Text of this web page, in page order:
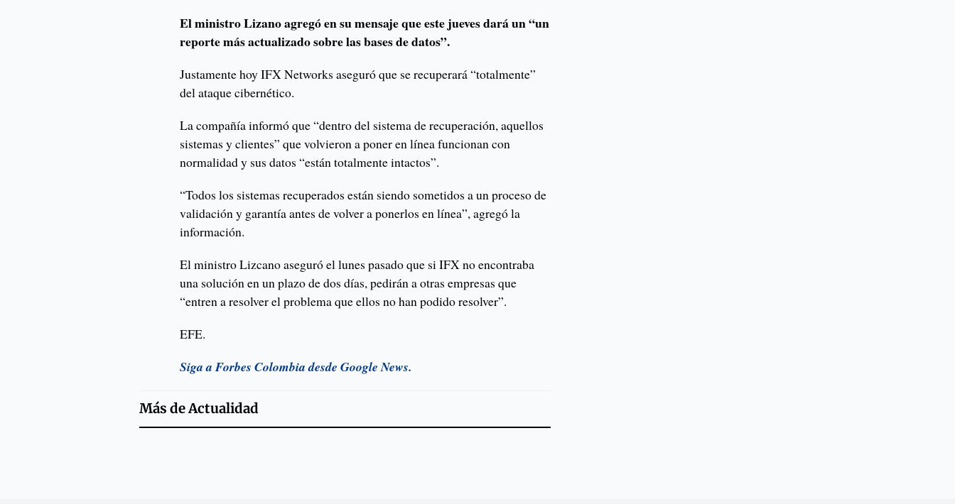
El ministro Lizano agregó en su mensaje que este jueves dará un “un
reporte más actualizado sobre las bases de datos”.
Justamente hoy IFX Networks aseguró que se recuperará “totalmente”
del ataque cibernético.
La compañía informó que “dentro del sistema de recuperación, aquellos
sistemas y clientes” que volvieron a poner en línea funcionan con
normalidad y sus datos “están totalmente intactos”.
“Todos los sistemas recuperados están siendo sometidos a un proceso de
validación y garantía antes de volver a ponerlos en línea”, agregó la
información.
El ministro Lizcano aseguró el lunes pasado que si IFX no encontraba
una solución en un plazo de dos días, pedirán a otras empresas que
“entren a resolver el problema que ellos no han podido resolver”.
EFE.
Siga a Forbes Colombia desde Google News.
Más deActualidad